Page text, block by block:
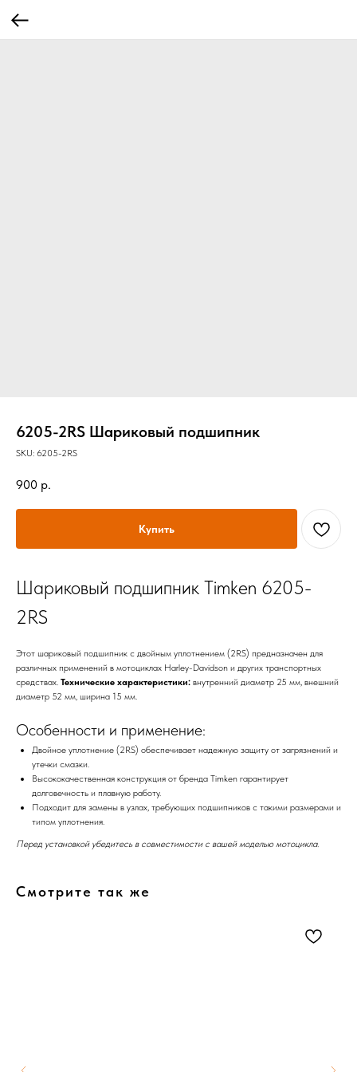
6205-2RS Шариковый подшипник
SKU: 6205-2RS
900 р.
Купить
Шариковый подшипник Timken 6205-
2RS
Этот шариковый подшипник с двойным уплотнением (2RS) предназначен для
различных применений в мотоциклах Harley-Davidson и других транспортных
средствах. Технические характеристики: внутренний диаметр 25 мм, внешний
диаметр 52 мм, ширина 15 мм.
Особенности и применение:
Двойное уплотнение (2RS) обеспечивает надежную защиту от загрязнений и
утечки смазки.
Высококачественная конструкция от бренда Timken гарантирует
долговечность и плавную работу.
Подходит для замены в узлах, требующих подшипников с такими размерами и
типом уплотнения.
Перед установкой убедитесь в совместимости с вашей моделью мотоцикла.
Смотрите так же